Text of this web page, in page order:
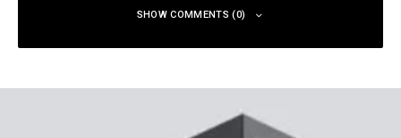
SHOW COMMENTS (0)